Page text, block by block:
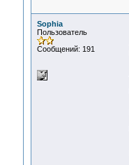
Sophia
Пользователь
Сообщений: 191